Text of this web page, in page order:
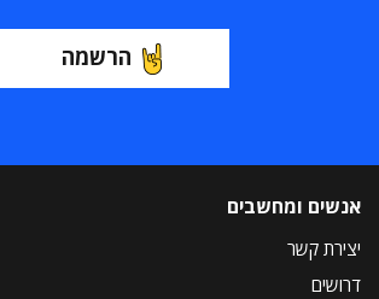
הרשמה
אנשים ומחשבים
יצירת קשר
דרושים